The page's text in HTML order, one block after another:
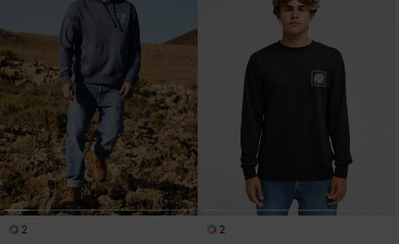
2
2